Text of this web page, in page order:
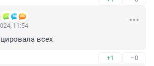
11:54
всех
+1 –0